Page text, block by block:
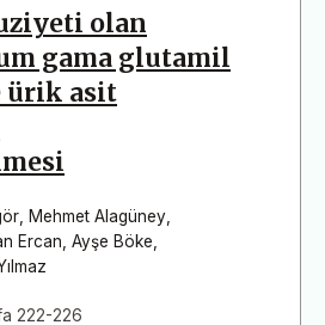
olan
gama glutamil
ürik asit
Mehmet Alagüney
Ercan Ayşe Böke
222-226